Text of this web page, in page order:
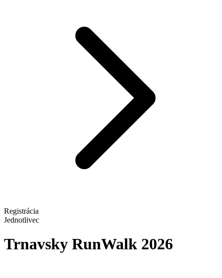
Registrácia
Jednotlivec
Trnavsky RunWalk 2026